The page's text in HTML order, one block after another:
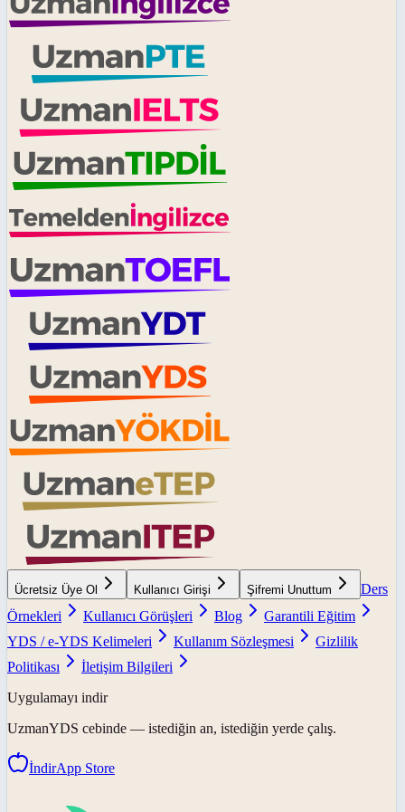
Ücretsiz Üye Ol Kullanıcı Girişi Şifremi Unuttum
Ders
Örnekleri
Kullanıcı Görüşleri Blog
Garantili Eğitim
YDS / e-YDS Kelimeleri
Kullanım Sözleşmesi
Gizlilik
Politikası
İletişim Bilgileri
Uygulamayı indir
UzmanYDS cebinde — istediğin an, istediğin yerde çalış.
İndirApp Store